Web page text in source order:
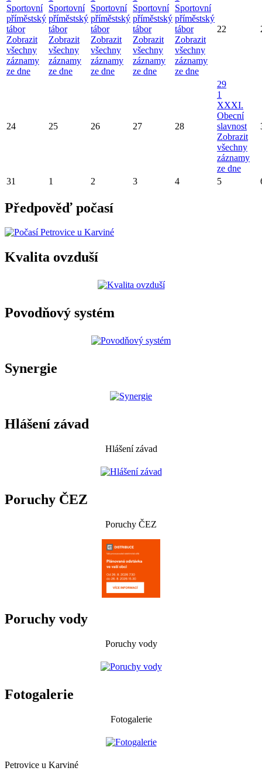
Sportovní
příměstský
tábor
Zobrazit
všechny
záznamy
ze dne
Sportovní
příměstský
tábor
Zobrazit
všechny
záznamy
ze dne
Sportovní
příměstský
tábor
Zobrazit
všechny
záznamy
ze dne
Sportovní
příměstský
tábor
Zobrazit
všechny
záznamy
ze dne
Sportovní
příměstský
tábor
Zobrazit
všechny
záznamy
ze dne
22
24 25 26 27 28
29
1
XXXI.
Obecní
slavnost
Zobrazit
všechny
záznamy
ze dne
31 1 2 3 4 5
Předpověď počasí
Kvalita ovzduší
Povodňový systém
Synergie
Hlášení závad
Hlášení závad
Poruchy ČEZ
Poruchy ČEZ
Poruchy vody
Poruchy vody
Fotogalerie
Fotogalerie
Petrovice u Karviné